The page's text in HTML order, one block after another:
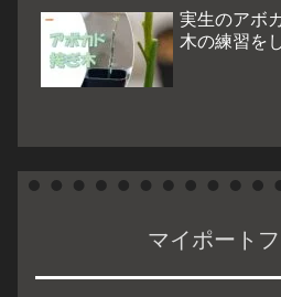
実生のアボ
木の練習を
マイポート